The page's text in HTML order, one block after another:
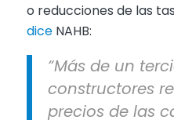
o reducciones de las
diceNAHB:
“Más de un
constructores
precios de las